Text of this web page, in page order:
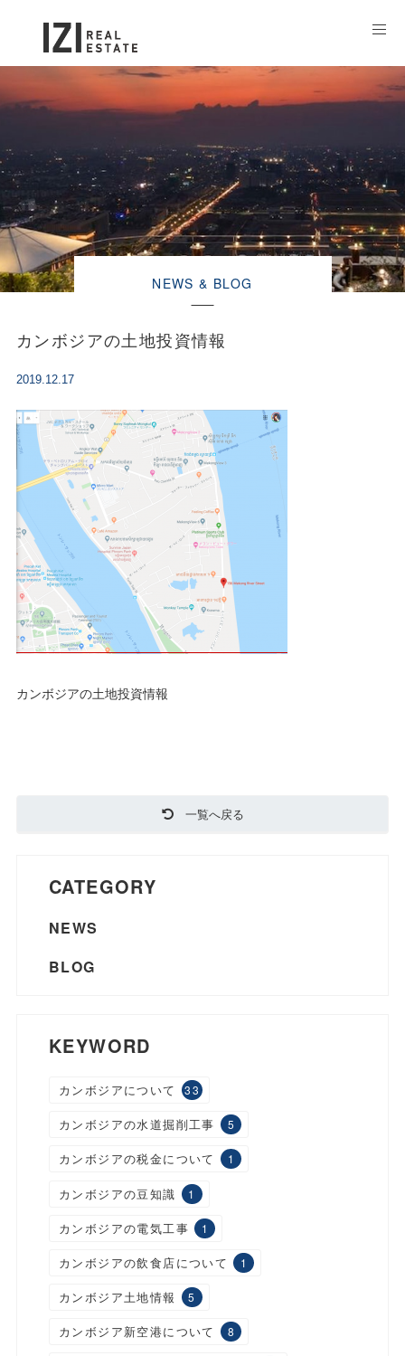
NEWS & BLOG
カンボジアの土地投資情報
2019.12.17
カンボジアの土地投資情報
一覧へ戻る
CATEGORY
NEWS
BLOG
KEYWORD
カンボジアについて 33
カンボジアの水道掘削工事 5
カンボジアの税金について 1
カンボジアの豆知識 1
カンボジアの電気工事 1
カンボジアの飲食店について 1
カンボジア土地情報 5
カンボジア新空港について 8